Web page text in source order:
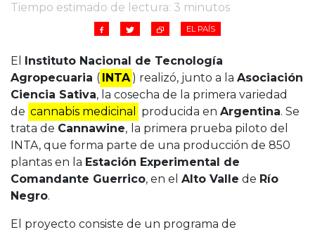
Tiempo estimado de lectura: 3 minutos
EL PAÍS
El
Instituto Nacional de Tecnología
Agropecuaria ( INTA ) realizó, junto a laAsociación
Ciencia Sativa, la cosecha de la primera variedad
de cannabis medicinal producida enArgentina. Se
trata de Cannawine, la primera prueba piloto del
INTA, que forma parte de una producción de 850
plantas en la Estación Experimental de
Comandante Guerrico, en el Alto Valle de Río
Negro.
El proyecto consiste de un programa de